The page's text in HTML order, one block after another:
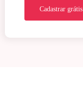
Cadastrar grátis